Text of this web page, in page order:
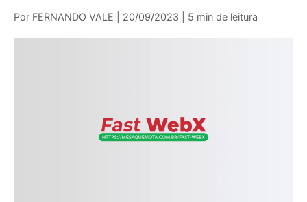
Por FERNANDO VALE 20/09/2023 5 min de leitura